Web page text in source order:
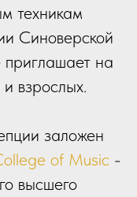
техникам
Синоверской
приглашает на
взрослых.
заложен
of Music-
высшего